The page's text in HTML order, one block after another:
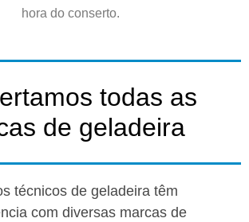
hora do conserto.
todas as
de geladeira
técnicos de geladeira têm
com diversas marcas de